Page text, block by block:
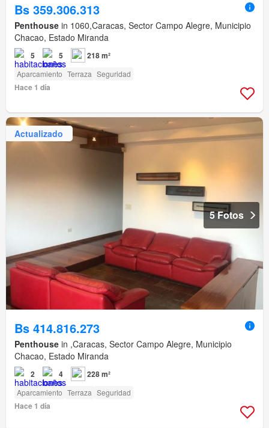
Bs 359.306.313
Penthouse in 1060,Caracas, Sector Campo Alegre, Municipio
Chacao, Estado Miranda
5 5 218 m²
Aparcamiento Terraza Seguridad
Hace 1 día
Actualizado
5 Fotos
Bs 414.816.273
Penthouse in ,Caracas, Sector Campo Alegre, Municipio
Chacao, Estado Miranda
2 4 228 m²
Aparcamiento Terraza Seguridad
Hace 1 día